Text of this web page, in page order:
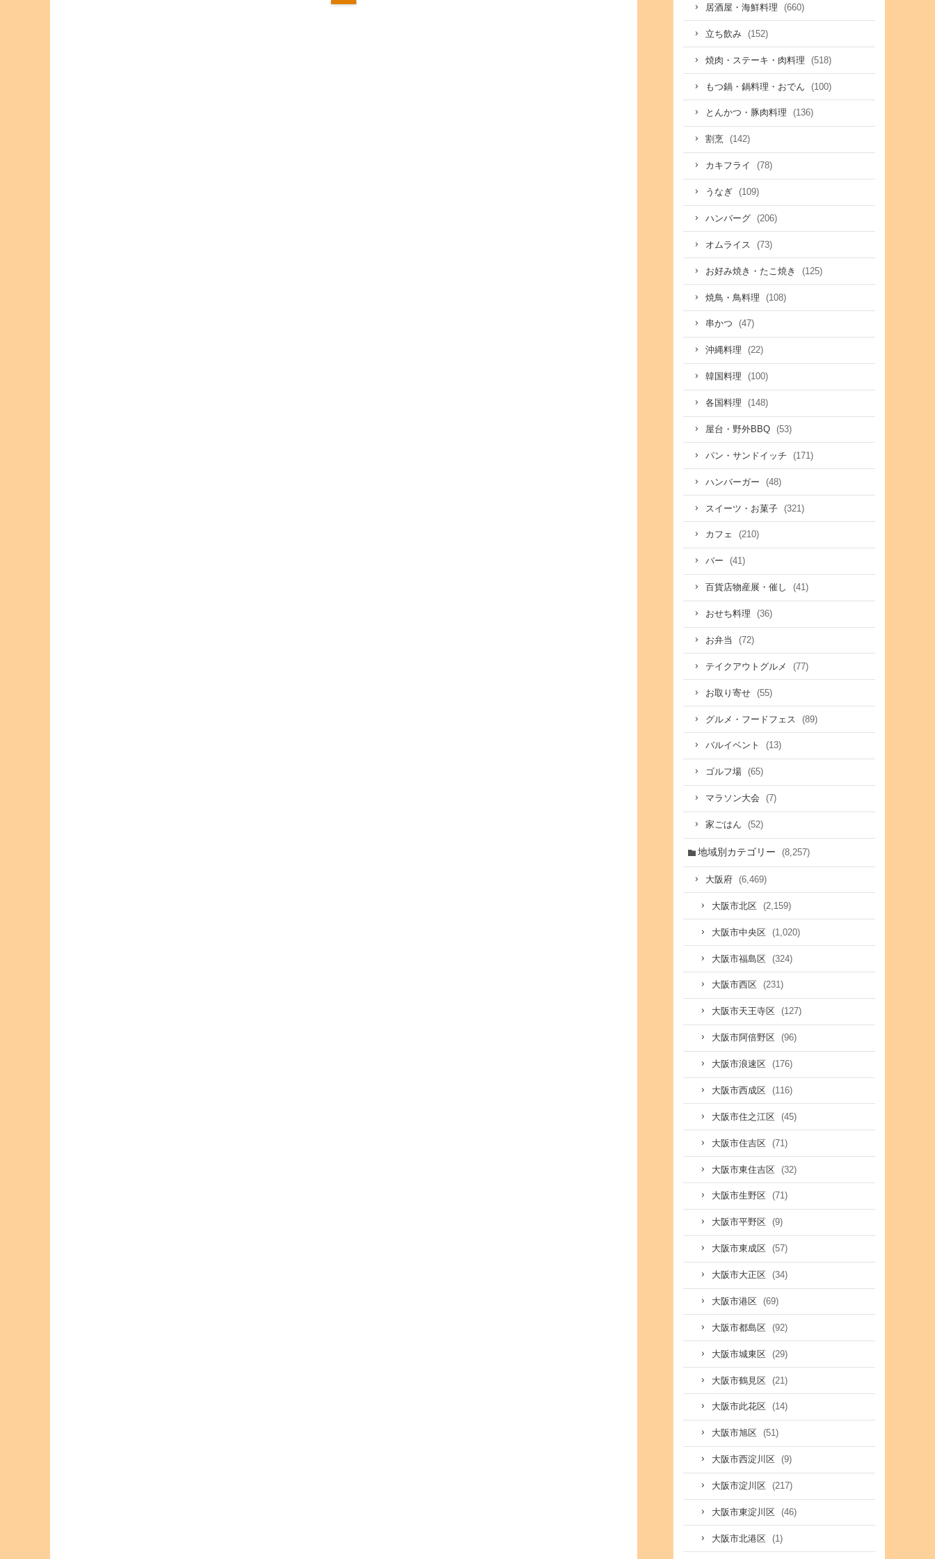
居酒屋・海鮮料理 (660)
立ち飲み (152)
焼肉・ステーキ・肉料理 (518)
もつ鍋・鍋料理・おでん (100)
とんかつ・豚肉料理 (136)
割烹 (142)
カキフライ (78)
うなぎ (109)
ハンバーグ (206)
オムライス (73)
お好み焼き・たこ焼き (125)
焼鳥・鳥料理 (108)
串かつ (47)
沖縄料理 (22)
韓国料理 (100)
各国料理 (148)
屋台・野外BBQ (53)
パン・サンドイッチ (171)
ハンバーガー (48)
スイーツ・お菓子 (321)
カフェ (210)
バー (41)
百貨店物産展・催し (41)
おせち料理 (36)
お弁当 (72)
テイクアウトグルメ (77)
お取り寄せ (55)
グルメ・フードフェス (89)
バルイベント (13)
ゴルフ場 (65)
マラソン大会 (7)
家ごはん (52)
地域別カテゴリー (8,257)
大阪府 (6,469)
大阪市北区 (2,159)
大阪市中央区 (1,020)
大阪市福島区 (324)
大阪市西区 (231)
大阪市天王寺区 (127)
大阪市阿倍野区 (96)
大阪市浪速区 (176)
大阪市西成区 (116)
大阪市住之江区 (45)
大阪市住吉区 (71)
大阪市東住吉区 (32)
大阪市生野区 (71)
大阪市平野区 (9)
大阪市東成区 (57)
大阪市大正区 (34)
大阪市港区 (69)
大阪市都島区 (92)
大阪市城東区 (29)
大阪市鶴見区 (21)
大阪市此花区 (14)
大阪市旭区 (51)
大阪市西淀川区 (9)
大阪市淀川区 (217)
大阪市東淀川区 (46)
大阪市北港区 (1)